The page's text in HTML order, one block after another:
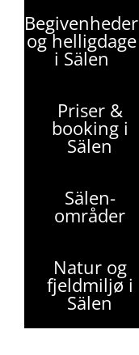
Begivenheder
og helligdage
i Sälen
Priser &
booking i
Sälen
Sälen-
områder
Natur og
fjeldmiljø i
Sälen